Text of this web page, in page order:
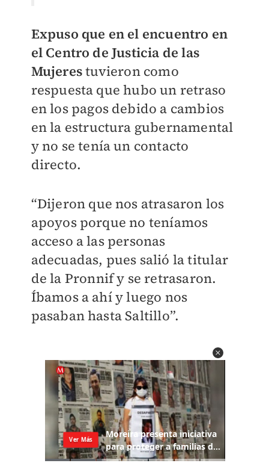
Expuso que en el encuentro en
el Centro de Justicia de las
Mujerestuvieron como
respuesta que hubo un retraso
en los pagos debido a cambios
en la estructura gubernamental
y no se tenía un contacto
directo.
“Dijeron que nos atrasaron los
apoyos porque no teníamos
acceso a las personas
adecuadas, pues salió la titular
de la Pronnif y se retrasaron.
Íbamos a ahí y luego nos
pasaban hasta Saltillo”.